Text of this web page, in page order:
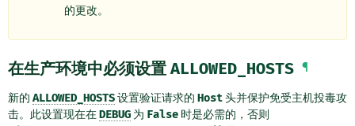
的更改。
在生产环境中必须设置 ALLOWED_HOSTS ¶
新的 ALLOWED_HOSTS设置验证请求的 Host头并保护免受主机投毒攻
击。此设置现在在DEBUG 为 False 时是必需的，否则